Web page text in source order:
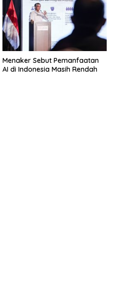
Menaker Sebut Pemanfaatan
AI di Indonesia Masih Rendah